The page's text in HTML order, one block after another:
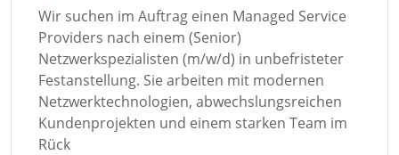
Wir suchen im Auftrag einen Managed Service
Providers nach einem (Senior)
Netzwerkspezialisten (m/w/d) in unbefristeter
Festanstellung. Sie arbeiten mit modernen
Netzwerktechnologien, abwechslungsreichen
Kundenprojekten und einem starken Team im
Rück